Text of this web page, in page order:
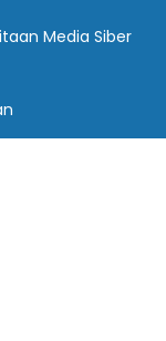
Media Siber